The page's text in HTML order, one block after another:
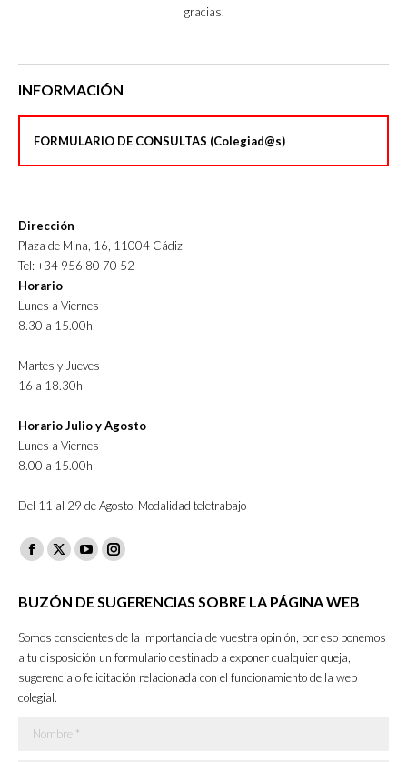
gracias.
INFORMACIÓN
FORMULARIO DE CONSULTAS (Colegiad@s)
Dirección
Plaza de Mina, 16, 11004 Cádiz
Tel: +34 956 80 70 52
Horario
Lunes a Viernes
8.30 a 15.00h
Martes y Jueves
16 a 18.30h
Horario Julio y Agosto
Lunes a Viernes
8.00 a 15.00h
Del 11 al 29 de Agosto: Modalidad teletrabajo
Facebook
opens
new
window
X
opens
new
window
YouTube
opens
new
window
Instagram
opens
in
new
window
BUZÓN DE SUGERENCIAS SOBRE LA PÁGINA WEB
Somos conscientes de la importancia de vuestra opinión, por eso ponemos
a tu disposición un formulario destinado a exponer cualquier queja,
sugerencia o felicitación relacionada con el funcionamiento de la web
colegial.
Nombre *